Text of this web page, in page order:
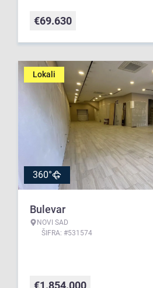
€69.630
Lokali
360°
Bulevar
NOVI SAD
ŠIFRA: #531574
€1.854.000